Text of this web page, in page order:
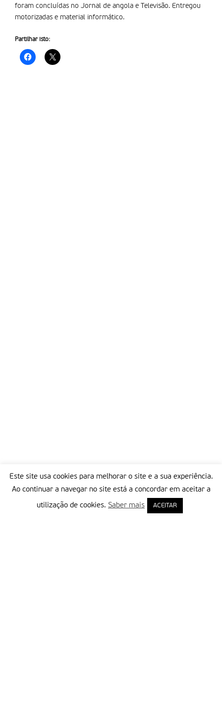
foram concluí­das no Jornal de angola e Televisão. Entregou
motorizadas e material informático.
Partilhar isto:
Este site usa cookies para melhorar o site e a sua experiência.
Ao continuar a navegar no site está a concordar em aceitar a
utilização de cookies. Saber mais ACEITAR